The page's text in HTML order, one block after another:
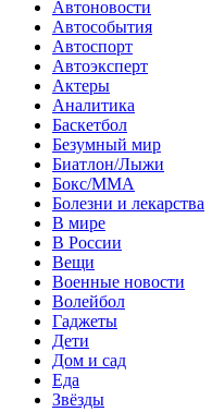
Автоновости
Автособытия
Автоспорт
Автоэксперт
Актеры
Аналитика
Баскетбол
Безумный мир
Биатлон/Лыжи
Бокс/MMA
Болезни и лекарства
В мире
В России
Вещи
Военные новости
Волейбол
Гаджеты
Дети
Дом и сад
Еда
Звёзды